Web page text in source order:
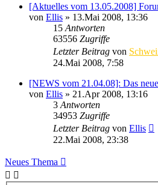
[Aktuelles vom 13.05.2008]
von Ellis » 13.Mai 2008, 13:36
15 Antworten
63556 Zugriffe
Letzter Beitrag von
24.Mai 2008, 7:58
[NEWS vom 21.04.08]: Das
von Ellis » 21.Apr 2008, 13:16
3 Antworten
34953 Zugriffe
Letzter Beitrag von Ellis
22.Mai 2008, 23:38
Neues Thema